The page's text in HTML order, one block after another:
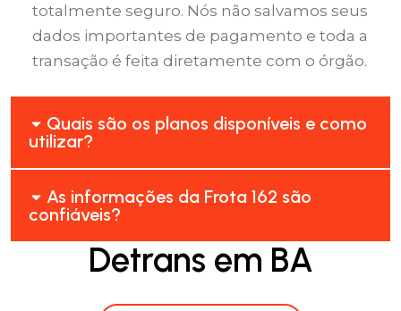
totalmente seguro. Nós não salvamos seus
dados importantes de pagamento e toda a
transação é feita diretamente com o órgão.
Quais são os planos disponíveis e como
utilizar?
As informações da Frota 162 são
confiáveis?
Detrans em BA